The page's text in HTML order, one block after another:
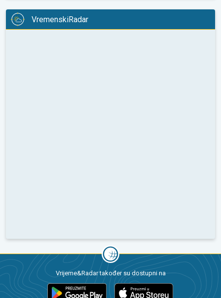
VremenskiRadar
Vrijeme&Radar također su dostupni na